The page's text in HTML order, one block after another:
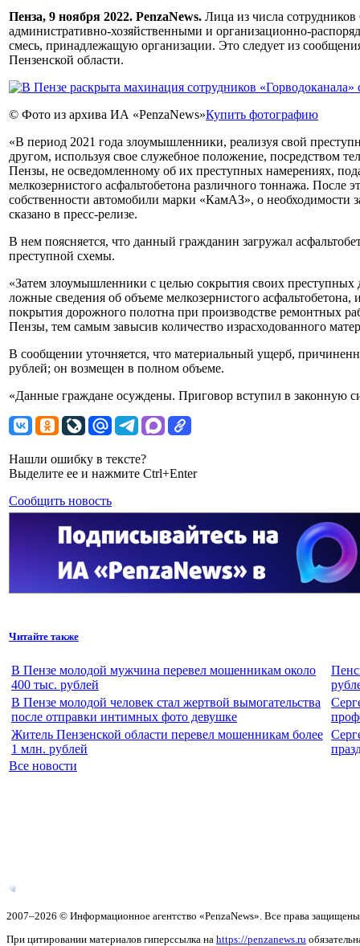
Пенза, 9 ноября 2022. PenzaNews. Лица из числа
административно-хозяйственными и организационно-
смесь, принадлежащую организации. Это следует из
Пензенской области.
© Фото из архива ИА «PenzaNews»Купить фотографию
«В период 2021 года злоумышленники, реализуя свой
другом, используя свое служебное положение, посредством
Пензы, не осведомленному об их преступных намерениях,
мелкозернистого асфальтобетона различного тоннажа.
собственности автомобили марки «КамАЗ», о необходимости
сказано в пресс-релизе.
В нем поясняется, что данный гражданин загружал
преступной схемы.
«Затем злоумышленники с целью сокрытия своих преступных
ложные сведения об объеме мелкозернистого асфальтобетона,
покрытия дорожного полотна при производстве ремонтных
Пензы, тем самым завысив количество израсходованного
В сообщении уточняется, что материальный ущерб,
рублей; он возмещен в полном объеме.
«Данные граждане осуждены. Приговор вступил в законную
Нашли ошибку в тексте?
Выделите ее и нажмите Ctrl+Enter
Сообщить новость
Читайте также
В Пензе молодой мужчина перевел мошенникам около
400 тыс. рублей
В Пензе молодой человек стал жертвой вымогательства
после отправки интимных фото девушке
Житель Пензенской области перевел мошенникам более
1 млн. рублей
Все новости
2007–2026 © Информационное агентство «PenzaNews». Все права
При цитировании материалов гиперссылка на https://penzanews.ru